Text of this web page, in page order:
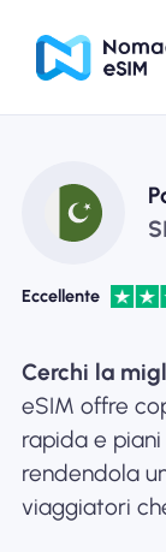
Entra
Eccellente
Cerchi la
eSIM offre
rapida e
rendendola
viaggiatori